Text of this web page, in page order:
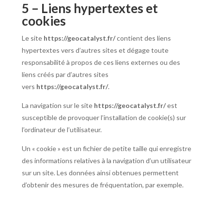
5 – Liens hypertextes et
cookies
Le site https://geocatalyst.fr/contient des liens
hypertextes vers d’autres sites et dégage toute
responsabilité à propos de ces liens externes ou des
liens créés par d’autres sites
vers https://geocatalyst.fr/.
La navigation sur le site https://geocatalyst.fr/est
susceptible de provoquer l’installation de cookie(s) sur
l’ordinateur de l’utilisateur.
Un « cookie » est un fichier de petite taille qui enregistre
des informations relatives à la navigation d’un utilisateur
sur un site. Les données ainsi obtenues permettent
d’obtenir des mesures de fréquentation, par exemple.